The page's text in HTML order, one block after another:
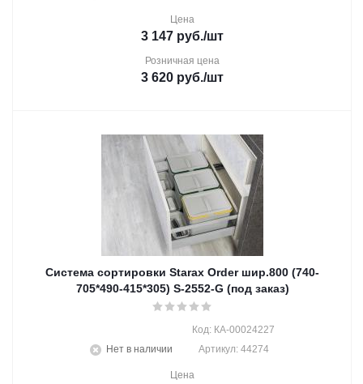
Цена
3 147 руб./шт
Розничная цена
3 620 руб./шт
Система сортировки Starax Order шир.800 (740-
705*490-415*305) S-2552-G (под заказ)
Нет в наличии
Код: КА-00024227
Артикул: 44274
Цена